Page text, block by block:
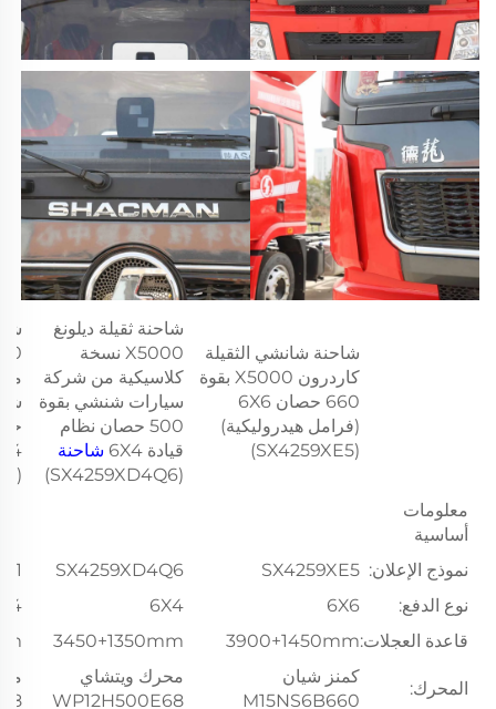
شاحنة شانشي الثقيلة
كاردرون X5000 بقوة
660 حصان 6X6
(فرامل هيدروليكية)
(SX4259XE5)
شاحنة ثقيلة ديلونغ
X5000 نسخة
كلاسيكية من شركة
سيارات شنشي بقوة
500 حصان نظام
قيادة 6X4
شاحنة
(SX4259XD4Q6)
(SX4259XD4C1)
معلومات
أساسية
نموذج الإعلان: SX4259XE5
SX4259XD4Q6
نوع الدفع:
6X6
6X4
قاعدة العجلات:3900+1450mm
3450+1350mm
المحرك:
كمنز شيان
M15NS6B660
محرك ويتشاي
WP12H500E68